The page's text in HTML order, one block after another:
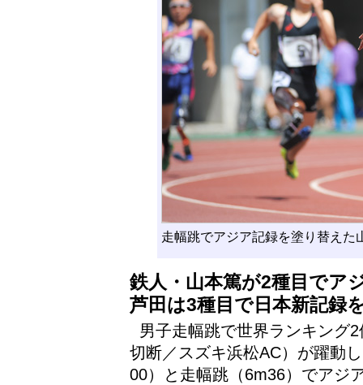
走幅跳でアジア記録を塗り替えた
鉄人・山本篤が2種目でア
芦田は3種目で日本新記録
男子走幅跳で世界ランキング
切断／スズキ浜松AC）が躍動
00）と走幅跳（6m36）でアジ